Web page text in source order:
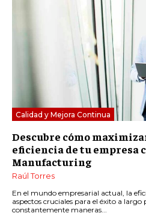
Calidad y Mejora Continua
Descubre cómo
eficiencia de tu empresa
Manufacturing
Raúl Torres
En el mundo empresarial actual, la
aspectos cruciales para el éxito a largo
constantemente maneras...